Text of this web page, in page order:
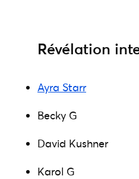
Révélation
Ayra Starr
Becky G
David Kushner
Karol G